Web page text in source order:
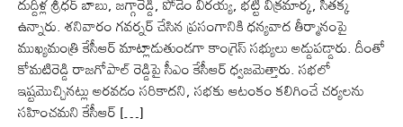
ఉన్నారు. శనివారం గవర్నర్‌ చేసిన ప్రసంగానికి ధన్యవాద తీర్మానంపై
ముఖ్యమంత్రి కేసీఆర్‌ మాట్లాడుతుండగా కాంగ్రెస్‌ సభ్యులు అడ్డుపడ్డారు. దీంతో
కోమటిరెడ్డి రాజగోపాల్‌ రెడ్డిపై సీఎం కేసీఆర్‌ ధ్వజమెత్తారు. సభలో
ఇష్టమొచ్చినట్లు అరవడం సరికాదని, సభకు ఆటంకం కలిగించే చర్యలను
సహించమని కేసీఆర్‌ […]